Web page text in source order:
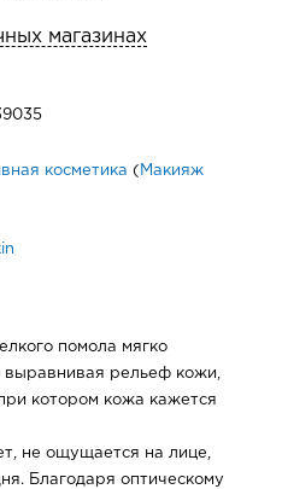
магазинах
косметика ( Макияж
помола мягко
выравнивая рельеф кожи,
котором кожа кажется
не ощущается на лице,
Благодаря оптическому